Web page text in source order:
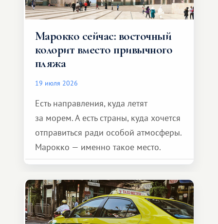
Марокко сейчас: восточный
колорит вместо привычного
пляжа
19 июля 2026
Есть направления, куда летят
за морем. А есть страны, куда хочется
отправиться ради особой атмосферы.
Марокко — именно такое место.